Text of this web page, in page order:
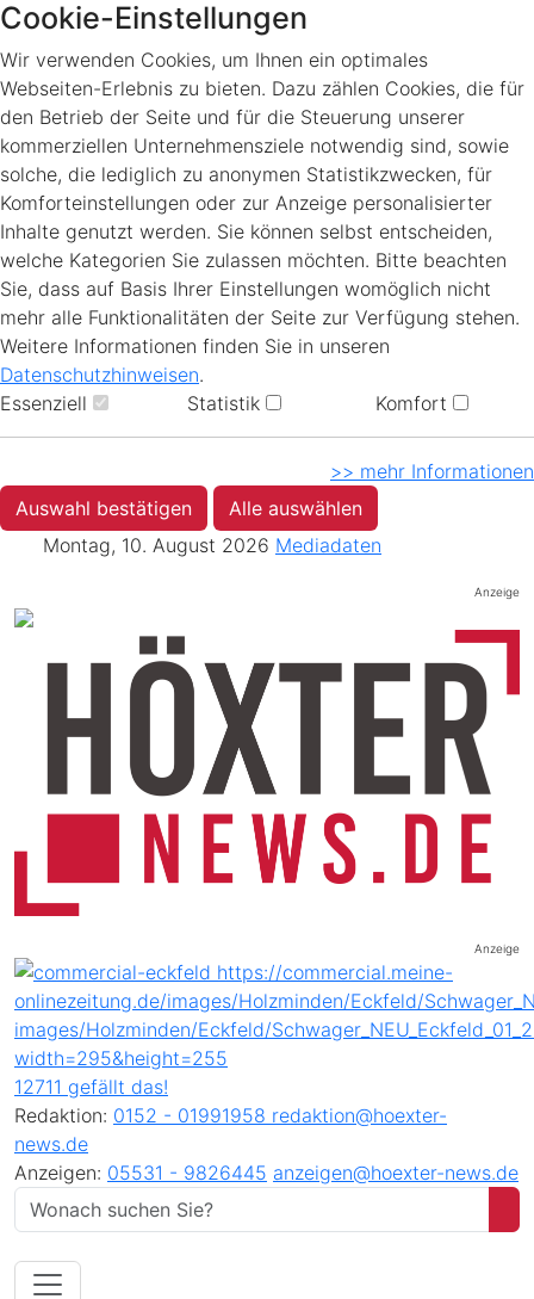
Cookie-Einstellungen
Wir verwenden Cookies, um Ihnen ein optimales
Webseiten-Erlebnis zu bieten. Dazu zählen Cookies, die für
den Betrieb der Seite und für die Steuerung unserer
kommerziellen Unternehmensziele notwendig sind, sowie
solche, die lediglich zu anonymen Statistikzwecken, für
Komforteinstellungen oder zur Anzeige personalisierter
Inhalte genutzt werden. Sie können selbst entscheiden,
welche Kategorien Sie zulassen möchten. Bitte beachten
Sie, dass auf Basis Ihrer Einstellungen womöglich nicht
mehr alle Funktionalitäten der Seite zur Verfügung stehen.
Weitere Informationen finden Sie in unseren
Datenschutzhinweisen.
Essenziell
Statistik Komfort
>> mehr Informationen
Auswahl bestätigen
Alle auswählen
Montag, 10. August 2026 Mediadaten
Anzeige
Anzeige
12711 gefällt das!
Redaktion: 0152 - 01991958 redaktion@hoexter-
news.de
Anzeigen: 05531 - 9826445 anzeigen@hoexter-news.de